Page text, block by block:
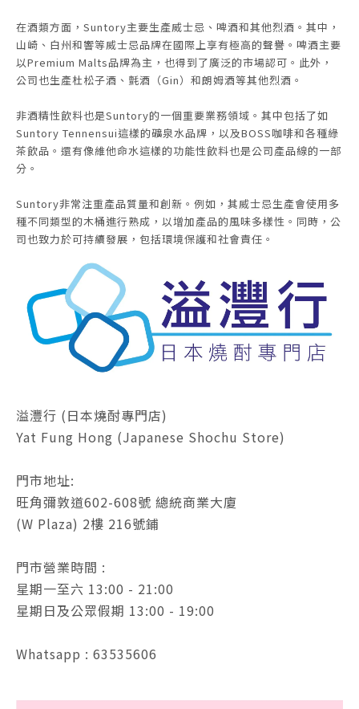
在酒類方面，Suntory主要生產威士忌、啤酒和其他烈酒。其中，
山崎、白州和響等威士忌品牌在國際上享有極高的聲譽。啤酒主要
以Premium Malts品牌為主，也得到了廣泛的市場認可。此外，
公司也生產杜松子酒、氈酒（Gin）和朗姆酒等其他烈酒。
非酒精性飲料也是Suntory的一個重要業務領域。其中包括了如
Suntory Tennensui這樣的礦泉水品牌，以及BOSS咖啡和各種綠
茶飲品。還有像維他命水這樣的功能性飲料也是公司產品線的一部
分。
Suntory非常注重產品質量和創新。例如，其威士忌生產會使用多
種不同類型的木桶進行熟成，以增加產品的風味多樣性。同時，公
司也致力於可持續發展，包括環境保護和社會責任。
溢灃行 (日本燒酎專門店)
Yat Fung Hong (Japanese Shochu Store)
門市地址:
旺角彌敦道602-608號 總統商業大廈
(W Plaza) 2樓 216號鋪
門市營業時間 :
星期一至六 13:00 - 21:00
星期日及公眾假期 13:00 - 19:00
Whatsapp : 63535606